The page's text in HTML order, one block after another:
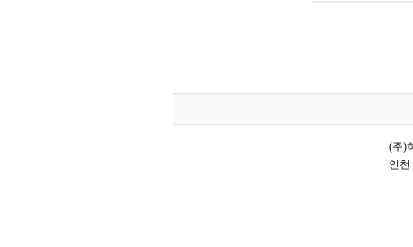
(주)
인천